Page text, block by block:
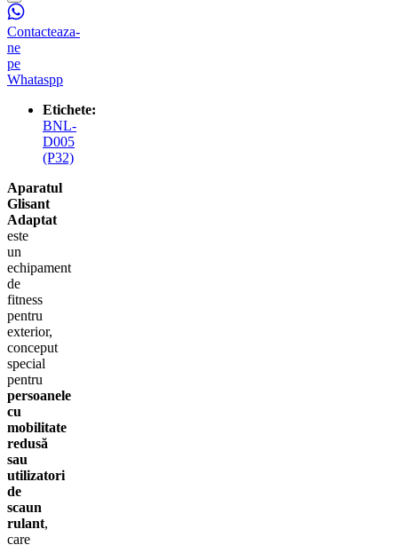
Contacteaza-
ne
pe
Whataspp
Etichete:
BNL-
D005
(P32)
Aparatul
Glisant
Adaptat
este
un
echipament
de
fitness
pentru
exterior,
conceput
special
pentru
persoanele
cu
mobilitate
redusă
sau
utilizatori
de
scaun
rulant,
care